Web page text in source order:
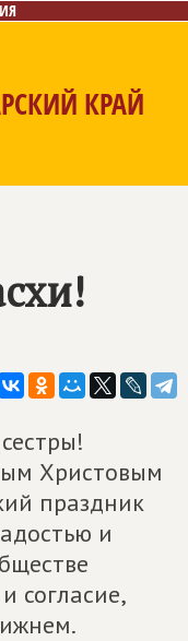
КРАЙ
Христовым
праздник
и
согласие,